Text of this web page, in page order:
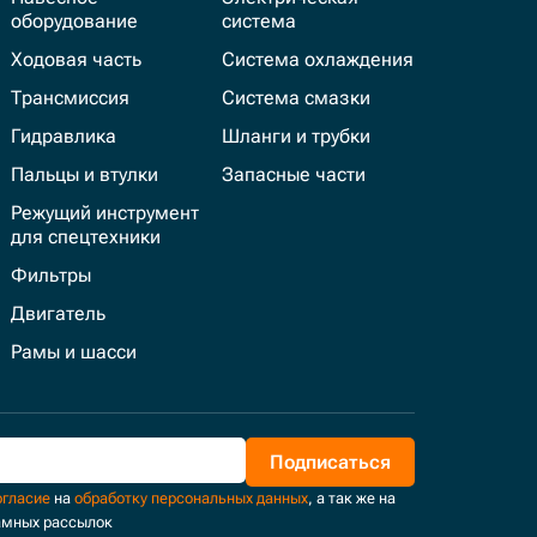
оборудование
Ходовая часть
Трансмиссия
Гидравлика
Пальцы и втулки
Режущий инструмент
для спецтехники
Фильтры
Двигатель
Рамы и шасси
система
Система охлаждения
Система смазки
Шланги и трубки
Запасные части
Подписаться
на обработку персональных данных, а так же на
рассылок